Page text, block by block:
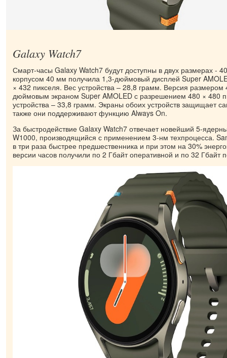
Galaxy Watch7
Смарт-часы Galaxy Watch7 будут доступны в двух размерах -
корпусом 40 мм получила 1,3-дюймовый дисплей Super
× 432 пикселя. Вес устройства – 28,8 грамм. Версия
дюймовым экраном Super AMOLED с разрешением 480 × 480
устройства – 33,8 грамм. Экраны обоих устройств защищает
также они поддерживают функцию Always On.
За быстродействие Galaxy Watch7 отвечает новейший 5-
W1000, производящийся с применением 3-нм техпроцесса.
в три раза быстрее предшественника и при этом на 30%
версии часов получили по 2 Гбайт оперативной и по 32 Гбайт